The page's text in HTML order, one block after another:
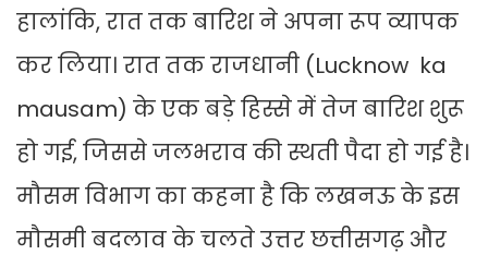
हालांकि, रात तक बारिश ने अपना रूप व्यापक
कर लिया। रात तक राजधानी (Lucknow ka
mausam) के एक बड़े हिस्से में तेज बारिश शुरू
हो गई, जिससे जलभराव की स्थती पैदा हो गई है।
मौसम विभाग का कहना है कि लखनऊ के इस
मौसमी बदलाव के चलते उत्तर छत्तीसगढ़ और